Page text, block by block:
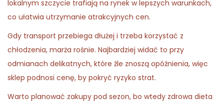
lokalnym szczycie trafiają na rynek w lepszych warunkach,
co ułatwia utrzymanie atrakcyjnych cen.
Gdy transport przebiega dłużej i trzeba korzystać z
chłodzenia, marża rośnie. Najbardziej widać to przy
odmianach delikatnych, które źle znoszą opóźnienia, więc
sklep podnosi cenę, by pokryć ryzyko strat.
Warto planować zakupy pod sezon, bo wtedy zdrowa dieta